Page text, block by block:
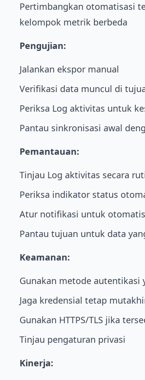
Pertimbangkan otomatisasi
kelompok metrik berbeda
Pengujian:
Jalankan ekspor manual
Verifikasi data muncul di
Periksa Log aktivitas untuk
Pantau sinkronisasi awal
Pemantauan:
Tinjau Log aktivitas secara
Periksa indikator status
Atur notifikasi untuk
Pantau tujuan untuk data
Keamanan:
Gunakan metode autentikasi
Jaga kredensial tetap
Gunakan HTTPS/TLS jika
Tinjau pengaturan privasi
Kinerja: